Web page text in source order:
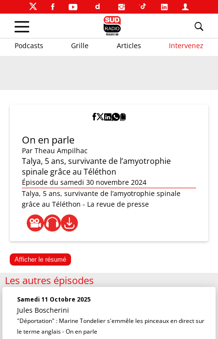
Podcasts Grille Articles Intervenez
On en parle
Par Theau Ampilhac
Talya, 5 ans, survivante de l’amyotrophie
spinale grâce au Téléthon
Épisode du samedi 30 novembre 2024
Talya, 5 ans, survivante de l’amyotrophie spinale
grâce au Téléthon - La revue de presse
Afficher le résumé
Les autres épisodes
Samedi 11 Octobre 2025
Jules Boscherini
"Déportation" : Marine Tondelier s'emmêle les pinceaux en direct sur
le terme anglais - On en parle